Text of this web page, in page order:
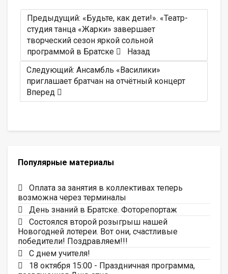
Предыдущий: «Будьте, как дети!». «Театр-
студия танца «Жарки» завершает
творческий сезон яркой сольной
программой в Братске
Назад
Следующий: Ансамбль «Василики»
приглашает братчан на отчётный концерт
Вперед
Популярные материалы
Оплата за занятия в коллективах теперь
возможна через терминалы
День знаний в Братске. Фоторепортаж
Состоялся второй розыгрыш нашей
Новогодней лотереи. Вот они, счастливые
победители! Поздравляем!!!
С днем учителя!
18 октября 15:00 - Праздничная программа,